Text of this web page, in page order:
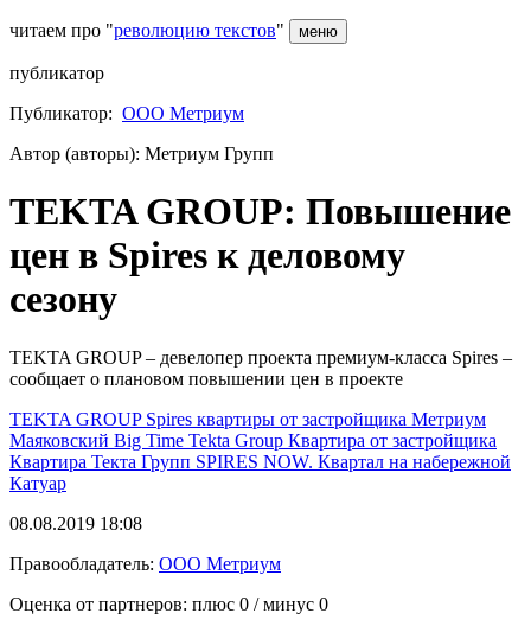
читаем про "революцию текстов" меню
публикатор
Публикатор: ООО Метриум
Автор (авторы): Метриум Групп
TEKTA GROUP: Повышение
цен в Spires к деловому
сезону
TEKTA GROUP – девелопер проекта премиум-класса Spires –
сообщает о плановом повышении цен в проекте
TEKTA GROUP Spires квартиры от застройщика Метриум
Маяковский Big Time Tekta Group Квартира от застройщика
Квартира Текта Групп SPIRES NOW. Квартал на набережной
Катуар
08.08.2019 18:08
Правообладатель: ООО Метриум
Оценка от партнеров: плюс 0 / минус 0